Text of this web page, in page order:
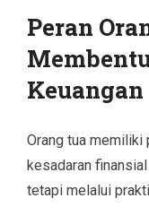
Peran
Keuangan
Orang tua memiliki
kesadaran
tetapi melalui